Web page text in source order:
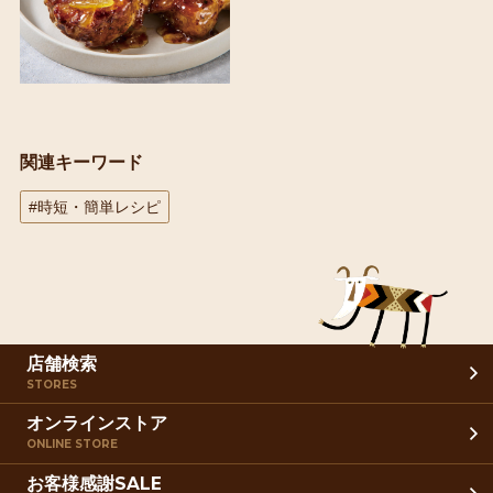
関連キーワード
#時短・簡単レシピ
店舗検索
STORES
オンラインストア
ONLINE STORE
お客様感謝SALE